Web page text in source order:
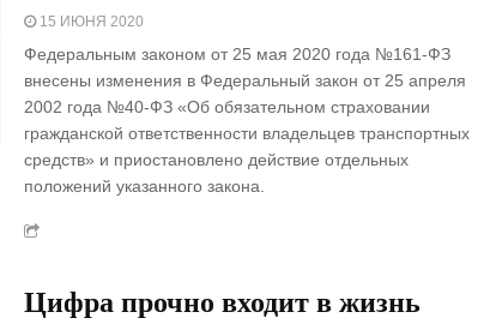
15 ИЮНЯ 2020
Федеральным законом от 25 мая 2020 года №161-ФЗ
внесены изменения в Федеральный закон от 25 апреля
2002 года №40-ФЗ «Об обязательном страховании
гражданской ответственности владельцев транспортных
средств» и приостановлено действие отдельных
положений указанного закона.
Цифра прочно входит в жизнь